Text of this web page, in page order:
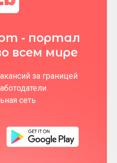
- портал
всем мире
за границей
сеть